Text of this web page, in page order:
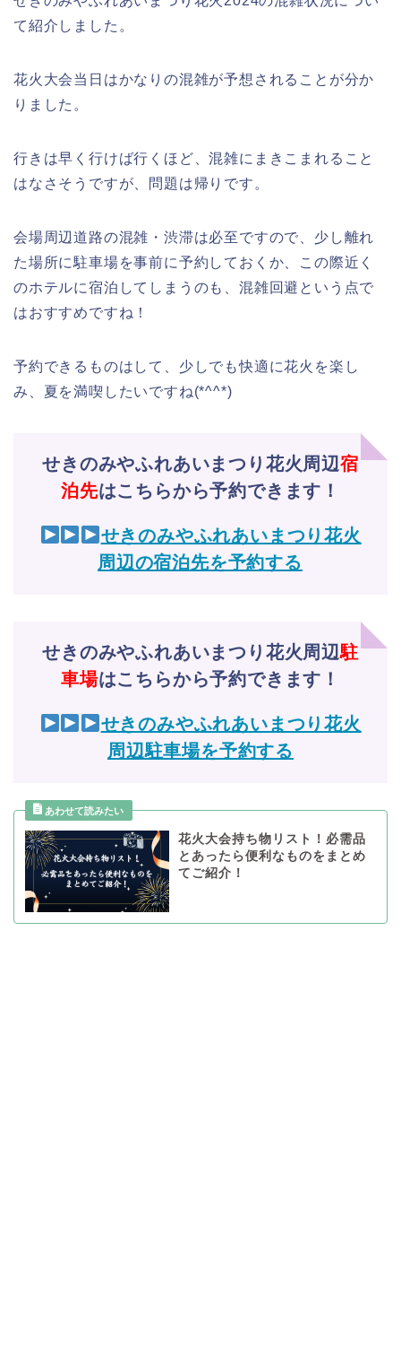
て紹介しました。
花火大会当日はかなりの混雑が予想されることが分か
りました。
行きは早く行けば行くほど、混雑にまきこまれること
はなさそうですが、問題は帰りです。
会場周辺道路の混雑・渋滞は必至ですので、少し離れ
た場所に駐車場を事前に予約しておくか、この際近く
のホテルに宿泊してしまうのも、混雑回避という点で
はおすすめですね！
予約できるものはして、少しでも快適に花火を楽し
み、夏を満喫したいですね(*^^*)
せきのみやふれあいまつり花火周辺宿
泊先はこちらから予約できます！
せきのみやふれあいまつり花火
周辺の宿泊先を予約する
せきのみやふれあいまつり花火周辺駐
車場はこちらから予約できます！
せきのみやふれあいまつり花火
周辺駐車場を予約する
花火大会持ち物リスト！必需品
とあったら便利なものをまとめ
てご紹介！